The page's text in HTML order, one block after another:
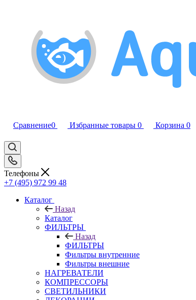
Сравнение0 Избранные товары 0 Корзина 0
Телефоны
+7 (495) 972 99 48
Каталог
Назад
Каталог
ФИЛЬТРЫ
Назад
ФИЛЬТРЫ
Фильтры внутренние
Фильтры внешние
НАГРЕВАТЕЛИ
КОМПРЕССОРЫ
СВЕТИЛЬНИКИ